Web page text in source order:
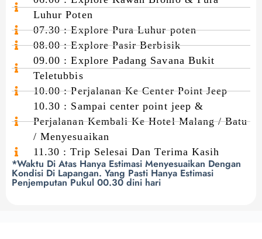
Luhur Poten
07.30 : Explore Pura Luhur poten
08.00 : Explore Pasir Berbisik
09.00 : Explore Padang Savana Bukit
Teletubbis
10.00 : Perjalanan Ke Center Point Jeep
10.30 : Sampai center point jeep &
Perjalanan Kembali Ke Hotel Malang / Batu
/ Menyesuaikan
11.30 : Trip Selesai Dan Terima Kasih
*Waktu Di Atas Hanya Estimasi Menyesuaikan Dengan
Kondisi Di Lapangan. Yang Pasti Hanya Estimasi
Penjemputan Pukul 00.30 dini hari